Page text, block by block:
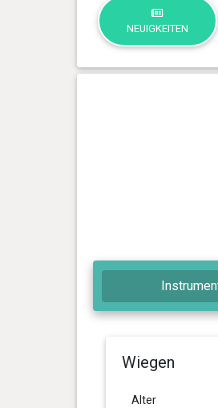
NEUIGKEITEN
Wiegen
Alter